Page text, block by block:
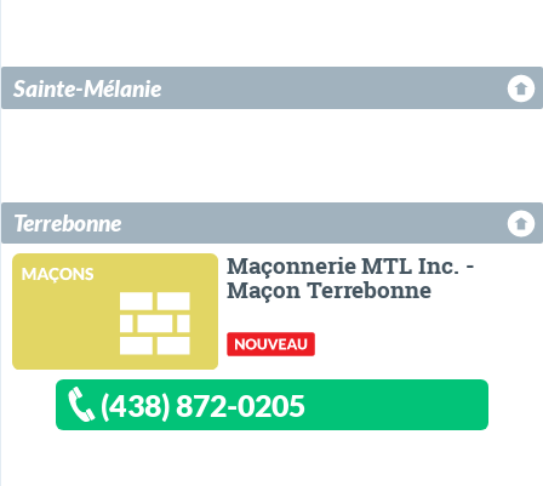
Sainte-Mélanie
Terrebonne
Maçonnerie MTL Inc. -
Maçon Terrebonne
(438) 872-0205